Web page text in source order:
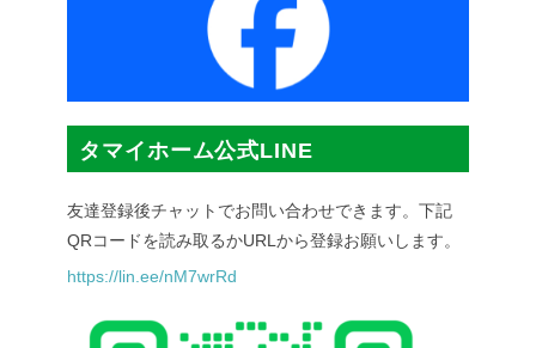
タマイホーム公式LINE
友達登録後チャットでお問い合わせできます。下記
QRコードを読み取るかURLから登録お願いします。
https://lin.ee/nM7wrRd